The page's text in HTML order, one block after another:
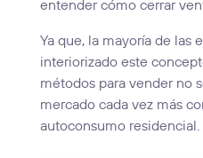
entender cómo cerrar
Ya que, la mayoría de las
interiorizado este
métodos para vender no
mercado cada vez más
autoconsumo residencial.